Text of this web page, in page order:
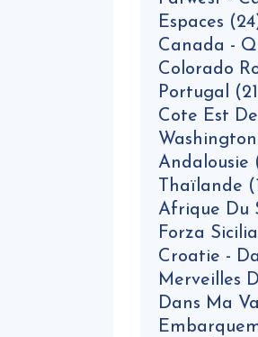
Espaces
Canada -
Colorado
Portugal
Cote Est
Andalousie
Thaïlande
Afrique Du
Forza Sicilia
Croatie -
Merveilles
Dans Ma